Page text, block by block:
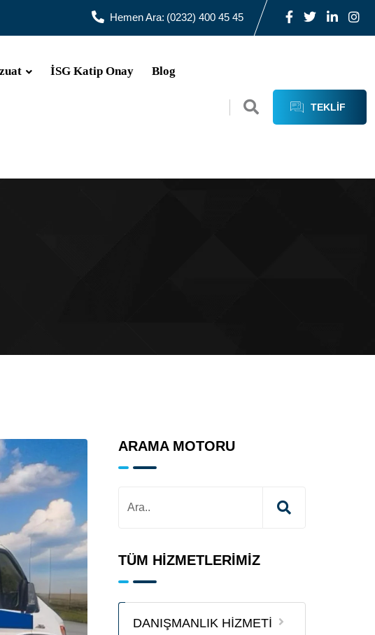
Hemen Ara: (0232) 400 45 45
İSG Katip Onay Blog
TEKLIF
ARAMA MOTORU
TÜM HİZMETLERİMİZ
DANIŞMANLIK HİZMETİ